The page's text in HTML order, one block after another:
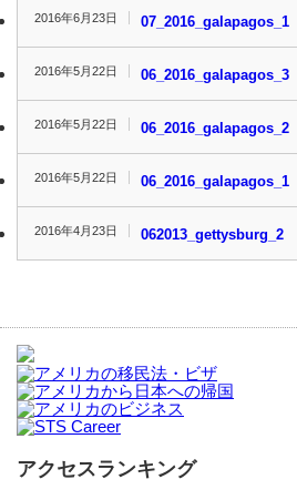
2016年6月23日 07_2016_galapagos_1
2016年5月22日 06_2016_galapagos_3
2016年5月22日 06_2016_galapagos_2
2016年5月22日 06_2016_galapagos_1
2016年4月23日 062013_gettysburg_2
アクセスランキング